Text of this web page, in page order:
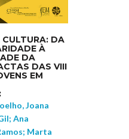
CULTURA: DA
À
DA
DAS VIII
EM
Joana
Ana
Marta